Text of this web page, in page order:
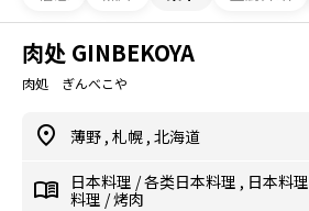
肉处 GINBEKOYA
肉処 ぎんべこや
薄野 , 札幌 , 北海道
日本料理 /各类日本料理 , 日本料理
料理 /烤肉